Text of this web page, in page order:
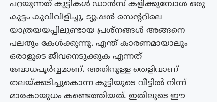
പറയുന്നത് കുട്ടികൾ ഡാൻസ് കളിക്കുമ്പോൾ ഒരു
കൂട്ടം കൂവിവിളിച്ചു, ട്യൂഷൻ സെൻ്ററിലെ
യാത്രയയപ്പിലുണ്ടായ പ്രശ്‌നങ്ങൾ അങ്ങനെ
പലതും കേൾക്കുന്നു. എന്ത് കാരണമായാലും
ഒരാളുടെ ജീവനെടുക്കുക എന്നത്
ബോധപൂർവ്വമാണ്. അതിനുള്ള തെളിവാണ്
തലയ്ക്കടിച്ചുകൊന്ന കുട്ടിയുടെ വീട്ടിൽ നിന്ന്
മാരകായുധം കണ്ടെത്തിയത്. ഇതിലൂടെ ഈ